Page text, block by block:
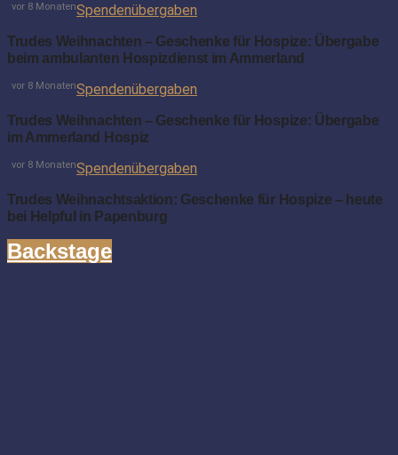
Spendenübergaben
vor 8 Monaten
Trudes Weihnachten – Geschenke für Hospize: Übergabe
beim ambulanten Hospizdienst im Ammerland
Spendenübergaben
vor 8 Monaten
Trudes Weihnachten – Geschenke für Hospize: Übergabe
im Ammerland Hospiz
Spendenübergaben
vor 8 Monaten
Trudes Weihnachtsaktion: Geschenke für Hospize – heute
bei Helpful in Papenburg
Backstage